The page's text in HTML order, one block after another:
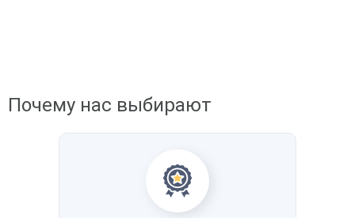
Почему нас выбирают